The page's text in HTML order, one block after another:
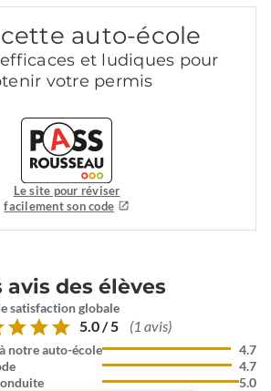
auto-école
et ludiques pour
votre permis
Le site pour réviser
facilement son code
avis des élèves
satisfaction globale
5.0 / 5 (1 avis)
notre auto-école
4.7
4.7
5.0